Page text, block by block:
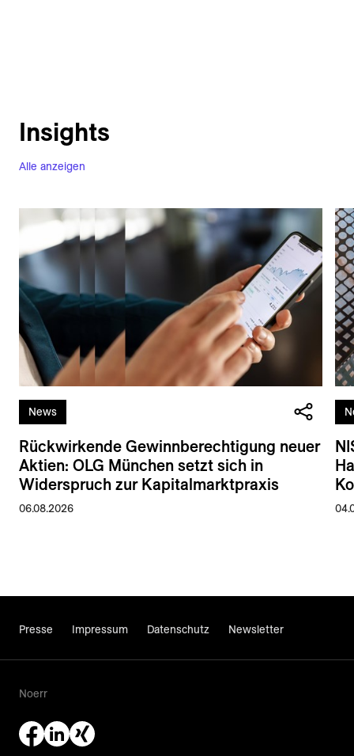
Alle anzeigen
Insights
News
Rückwirkende Gewinnberechtigung neuer
Aktien: OLG München setzt sich in
Widerspruch zur Kapitalmarktpraxis
06.08.2026
Presse Impressum Datenschutz Newsletter
Noerr